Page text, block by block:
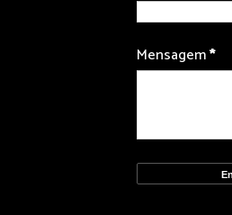
Mensagem*